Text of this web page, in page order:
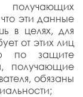
эти данные
в целях, для
от этих лиц
по защите
получающие
обязаны